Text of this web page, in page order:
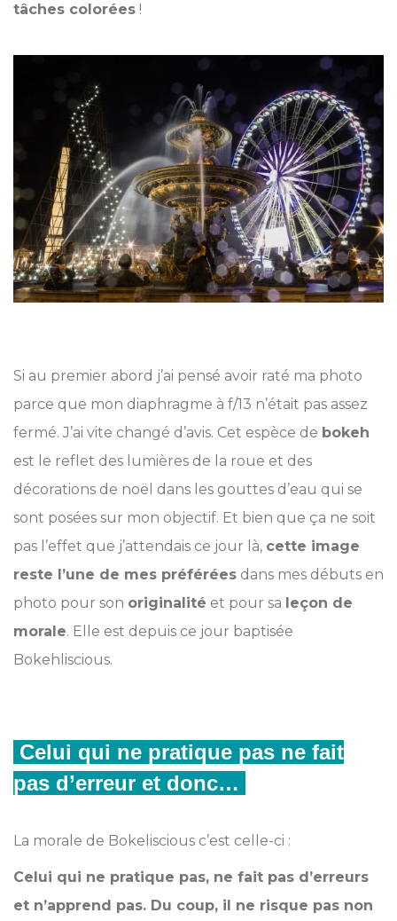
tâches colorées !
Si au premier abord j’ai pensé avoir raté ma photo
parce que mon diaphragme à f/13 n’était pas assez
fermé. J’ai vite changé d’avis. Cet espèce de bokeh
est le reflet des lumières de la roue et des
décorations de noël dans les gouttes d’eau qui se
sont posées sur mon objectif. Et bien que ça ne soit
pas l’effet que j’attendais ce jour là, cette image
reste l’une de mes préférées dans mes débuts en
photo pour son originalité et pour sa leçon de
morale. Elle est depuis ce jour baptisée
Bokehliscious.
Celui qui ne pratique pas ne fait
pas d’erreur et donc…
La morale de Bokeliscious c’est celle-ci :
Celui qui ne pratique pas, ne fait pas d’erreurs
et n’apprend pas. Du coup, il ne risque pas non